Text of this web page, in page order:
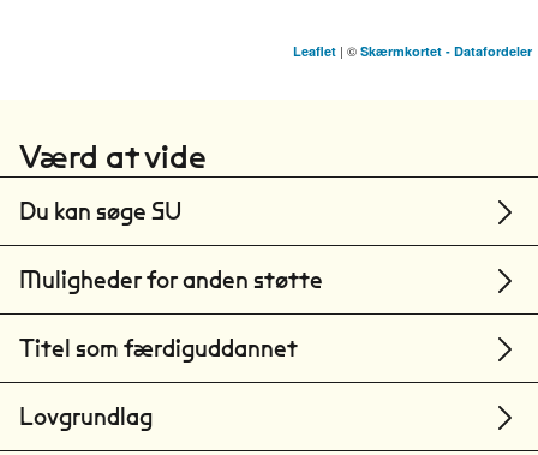
Leaflet | © Skærmkortet - Datafordeler
Aalborg Universitet
Værd at vide
Du kan søge SU
Muligheder for anden støtte
Titel som færdiguddannet
Lovgrundlag